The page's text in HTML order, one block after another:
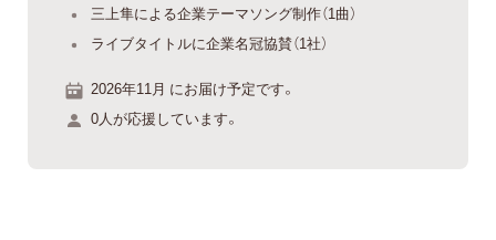
三上隼による企業テーマソング制作（1曲）
ライブタイトルに企業名冠協賛（1社）
2026年11月 にお届け予定です。
0人が応援しています。